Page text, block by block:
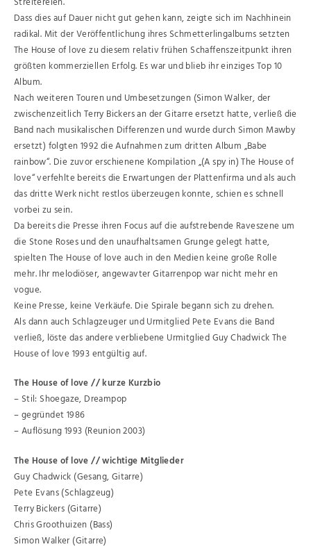
Dass dies auf Dauer nicht gut gehen kann, zeigte sich im Nachhinein
radikal. Mit der Veröffentlichung ihres Schmetterlingalbums setzten
The House of love zu diesem relativ frühen Schaffenszeitpunkt ihren
größten kommerziellen Erfolg. Es war und blieb ihr einziges Top 10
Album.
Nach weiteren Touren und Umbesetzungen (Simon Walker, der
zwischenzeitlich Terry Bickers an der Gitarre ersetzt hatte, verließ die
Band nach musikalischen Differenzen und wurde durch Simon Mawby
ersetzt) folgten 1992 die Aufnahmen zum dritten Album „Babe
rainbow“. Die zuvor erschienene Kompilation „(A spy in) The House of
love“ verfehlte bereits die Erwartungen der Plattenfirma und als auch
das dritte Werk nicht restlos überzeugen konnte, schien es schnell
vorbei zu sein.
Da bereits die Presse ihren Focus auf die aufstrebende Raveszene um
die Stone Roses und den unaufhaltsamen Grunge gelegt hatte,
spielten The House of love auch in den Medien keine große Rolle
mehr. Ihr melodiöser, angewavter Gitarrenpop war nicht mehr en
vogue.
Keine Presse, keine Verkäufe. Die Spirale begann sich zu drehen.
Als dann auch Schlagzeuger und Urmitglied Pete Evans die Band
verließ, löste das andere verbliebene Urmitglied Guy Chadwick The
House of love 1993 entgültig auf.
The House of love // kurze Kurzbio
– Stil: Shoegaze, Dreampop
– gegründet 1986
– Auflösung 1993 (Reunion 2003)
The House of love // wichtige Mitglieder
Guy Chadwick (Gesang, Gitarre)
Pete Evans (Schlagzeug)
Terry Bickers (Gitarre)
Chris Groothuizen (Bass)
Simon Walker (Gitarre)